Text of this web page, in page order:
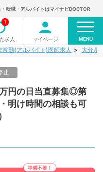
転職・アルバイトはマイナビDOCTOR
求人
1
マイページ MENU
常勤(アルバイト)医師求人 大分県
止
円の日当直募集◎第
明け時間の相談も可